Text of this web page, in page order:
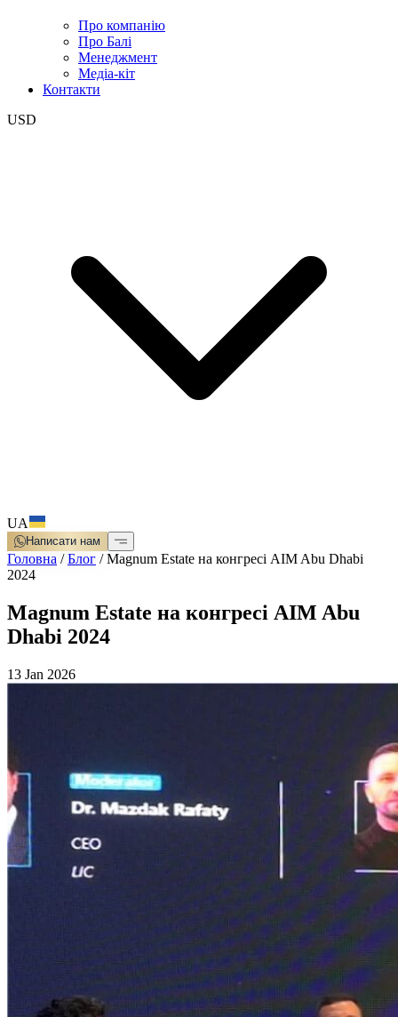
Про компанію
Про Балі
Менеджмент
Медіа-кіт
Контакти
USD
UA
Написати нам
Головна /Блог /Magnum Estate на конгресі AIM Abu Dhabi
2024
Magnum Estate на конгресі AIM Abu
Dhabi 2024
13 Jan 2026